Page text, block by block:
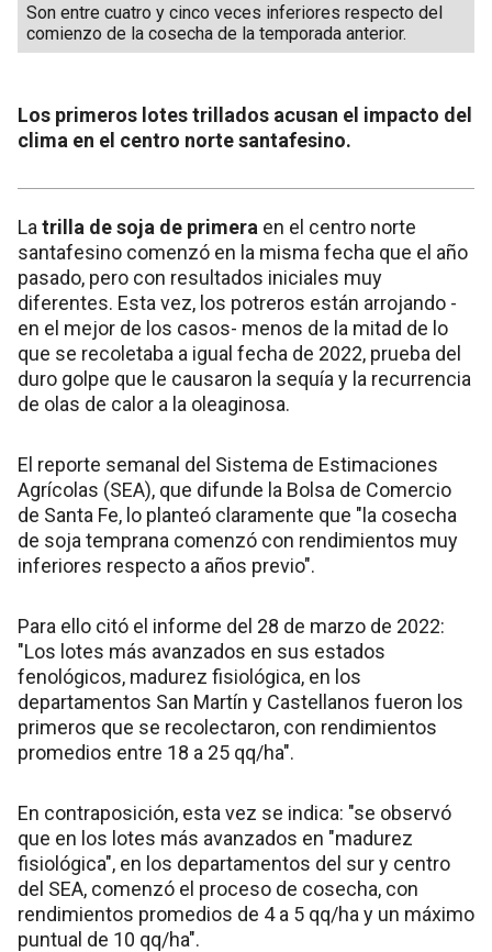
Son entre cuatro y cinco veces inferiores respecto del
comienzo de la cosecha de la temporada anterior.
Los primeros lotes trillados acusan el impacto del
clima en el centro norte santafesino.
La trilla de soja de primera en el centro norte
santafesino comenzó en la misma fecha que el año
pasado, pero con resultados iniciales muy
diferentes. Esta vez, los potreros están arrojando -
en el mejor de los casos- menos de la mitad de lo
que se recoletaba a igual fecha de 2022, prueba del
duro golpe que le causaron la sequía y la recurrencia
de olas de calor a la oleaginosa.
El reporte semanal del Sistema de Estimaciones
Agrícolas (SEA), que difunde la Bolsa de Comercio
de Santa Fe, lo planteó claramente que "la cosecha
de soja temprana comenzó con rendimientos muy
inferiores respecto a años previo".
Para ello citó el informe del 28 de marzo de 2022:
"Los lotes más avanzados en sus estados
fenológicos, madurez fisiológica, en los
departamentos San Martín y Castellanos fueron los
primeros que se recolectaron, con rendimientos
promedios entre 18 a 25 qq/ha".
En contraposición, esta vez se indica: "se observó
que en los lotes más avanzados en "madurez
fisiológica", en los departamentos del sur y centro
del SEA, comenzó el proceso de cosecha, con
rendimientos promedios de 4 a 5 qq/ha y un máximo
puntual de 10 qq/ha".